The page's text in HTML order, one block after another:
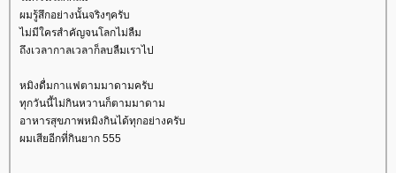
ผมรู้สึกอย่างนั้นจริงๆครับ
ไม่มีใครสำคัญจนโลกไม่ลืม
ถึงเวลากาลเวลาก็ลบลืมเราไป
หมิงดื่มกาแฟตามมาดามครับ
ทุกวันนี้ไม่กินหวานก็ตามมาดาม
อาหารสุขภาพหมิงกินได้ทุกอย่างครับ
ผมเสียอีกที่กินยาก 555